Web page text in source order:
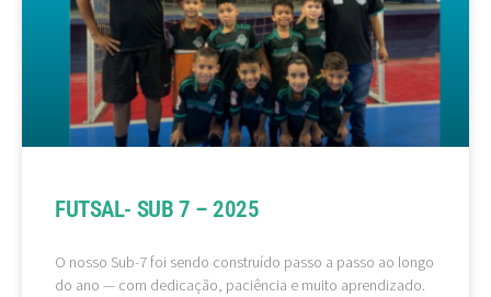
FUTSAL- SUB 7 – 2025
O nosso Sub-7 foi sendo construído passo a passo ao longo
do ano — com dedicação, paciência e muito aprendizado.